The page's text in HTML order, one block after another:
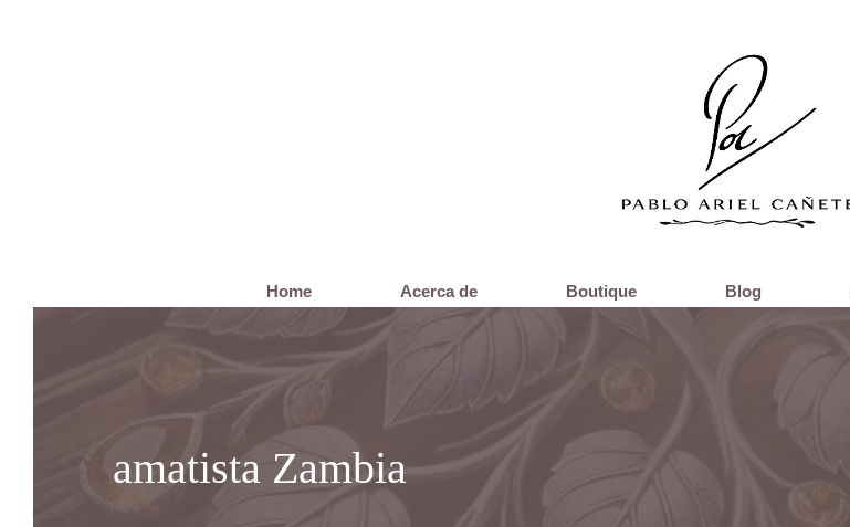
Home Acerca de Boutique Blog
amatista Zambia